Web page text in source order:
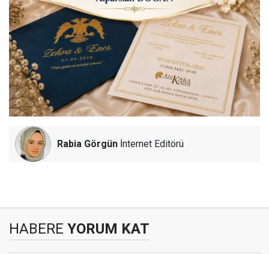
Rabia Görgün İnternet Editörü
HABERE YORUM KAT